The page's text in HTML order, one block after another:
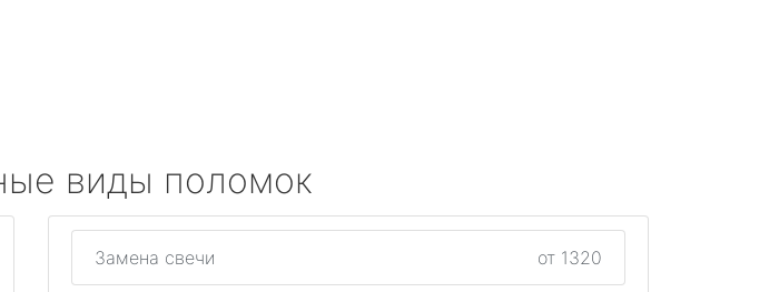
виды поломок
Замена свечи от 1320